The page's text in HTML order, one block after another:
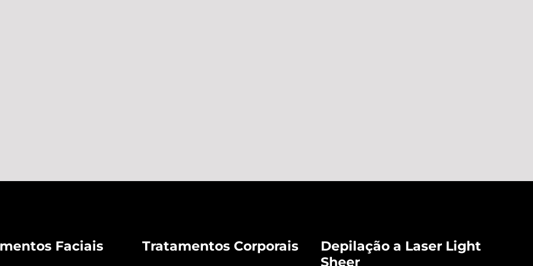
Faciais Tratamentos Corporais
Depilação a Laser Light
Sheer